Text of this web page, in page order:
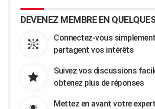
DEVENEZ MEMBRE EN
Connectez-vous
partagent vos intérêts
Suivez vos discussions
obtenez plus de réponses
Mettez en avant votre